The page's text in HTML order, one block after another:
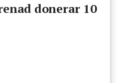
donerar 10